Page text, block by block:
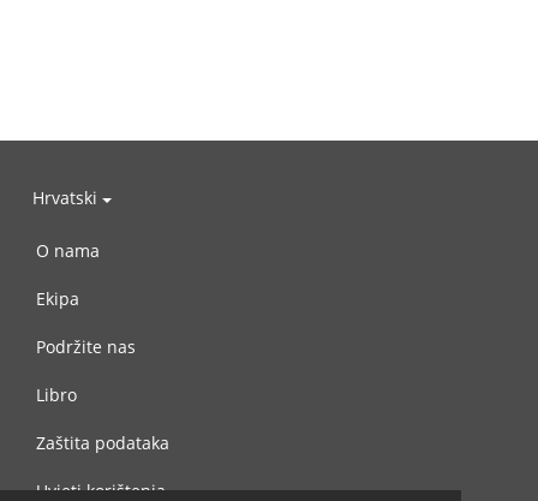
Hrvatski
O nama
Ekipa
Podržite nas
Libro
Zaštita podataka
Uvjeti korištenja